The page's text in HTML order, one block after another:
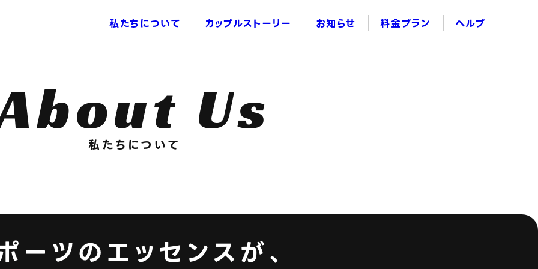
私たちについて カップルストーリー お知らせ 料金プラン ヘルプ
Us
私たちについて
ーツのエッセンスが、